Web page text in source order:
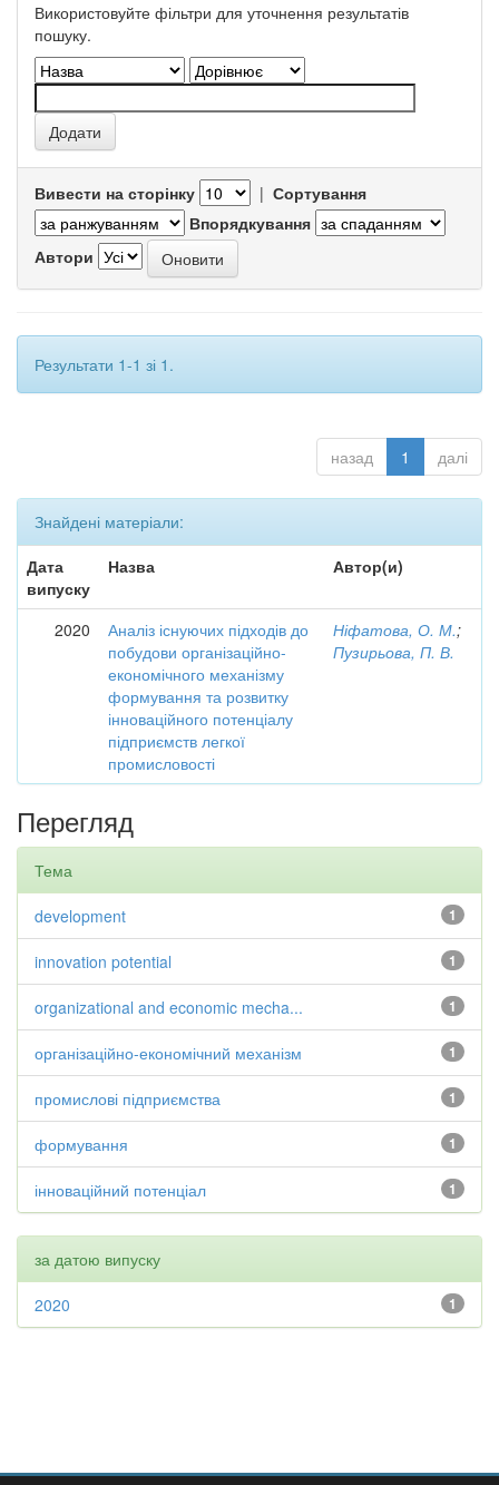
Використовуйте фільтри для уточнення результатів
пошуку.
Вивести на сторінку | Сортування
Впорядкування
Автори
Результати 1-1 зі 1.
назад 1 далі
Знайдені матеріали:
Дата
випуску
Назва Автор(и)
2020
Аналіз існуючих підходів до
побудови організаційно-
економічного механізму
формування та розвитку
інноваційного потенціалу
підприємств легкої
промисловості
Ніфатова, О. М.;
Пузирьова, П. В.
Перегляд
Тема
1
development
1
innovation potential
1
organizational and economic mecha...
1
організаційно-економічний механізм
1
промислові підприємства
1
формування
1
інноваційний потенціал
за датою випуску
1
2020